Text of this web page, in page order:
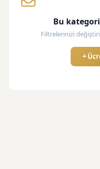
Bu
Filtrelerinizi
+